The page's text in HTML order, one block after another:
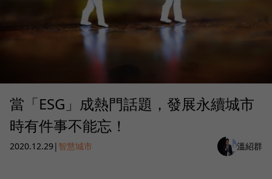
當「ESG」成熱門話題，發展永續城市
時有件事不能忘！
2020.12.29| 智慧城市 溫紹群